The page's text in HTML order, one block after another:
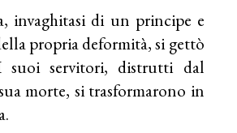
invaghitasi di un principe e
propria deformità, si gettò
suoi servitori, distrutti dal
morte, si trasformarono in